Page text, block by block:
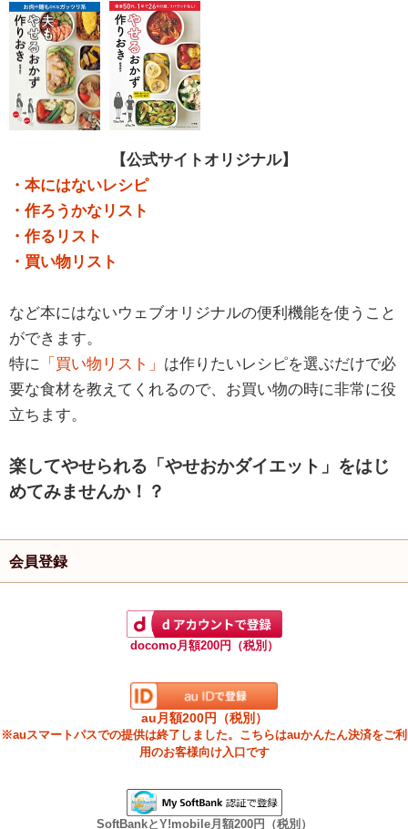
【公式サイトオリジナル】
・本にはないレシピ
・作ろうかなリスト
・作るリスト
・買い物リスト
など本にはないウェブオリジナルの便利機能を使うこと
ができます。
特に 「買い物リスト」 は作りたいレシピを選ぶだけで必
要な食材を教えてくれるので、お買い物の時に非常に役
立ちます。
楽してやせられる「やせおかダイエット」をはじ
めてみませんか！？
会員登録
docomo月額200円（税別）
au月額200円（税別）
※auスマートパスでの提供は終了しました。こちらはauかんたん決済をご利
用のお客様向け入口です
SoftBankとY!mobile月額200円（税別）